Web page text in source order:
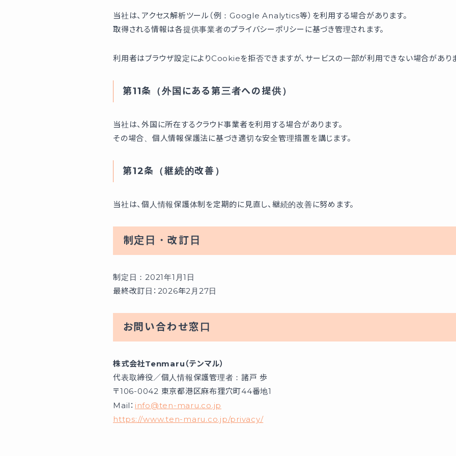
当社は、アクセス解析ツール（例：Google Analytics等）を利用する場合があります。
取得される情報は各提供事業者のプライバシーポリシーに基づき管理されます。
利用者はブラウザ設定によりCookieを拒否できますが、サービスの一部が利用できない場合があり
第11条（外国にある第三者への提供）
当社は、外国に所在するクラウド事業者を利用する場合があります。
その場合、個人情報保護法に基づき適切な安全管理措置を講じます。
第12条（継続的改善）
当社は、個人情報保護体制を定期的に見直し、継続的改善に努めます。
制定日・改訂日
制定日：2021年1月1日
最終改訂日：2026年2月27日
お問い合わせ窓口
株式会社Tenmaru（テンマル）
代表取締役／個人情報保護管理者：諸戸 歩
〒106-0042 東京都港区麻布狸穴町44番地1
Mail： info@ten-maru.co.jp
https://www.ten-maru.co.jp/privacy/